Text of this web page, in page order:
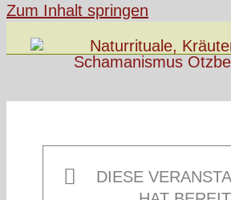
Zum Inhalt springen
DIESE